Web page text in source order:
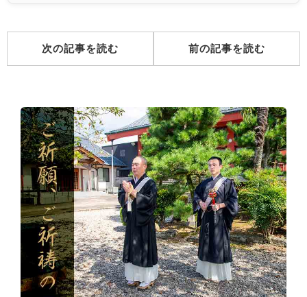
次の記事を読む 前の記事を読む